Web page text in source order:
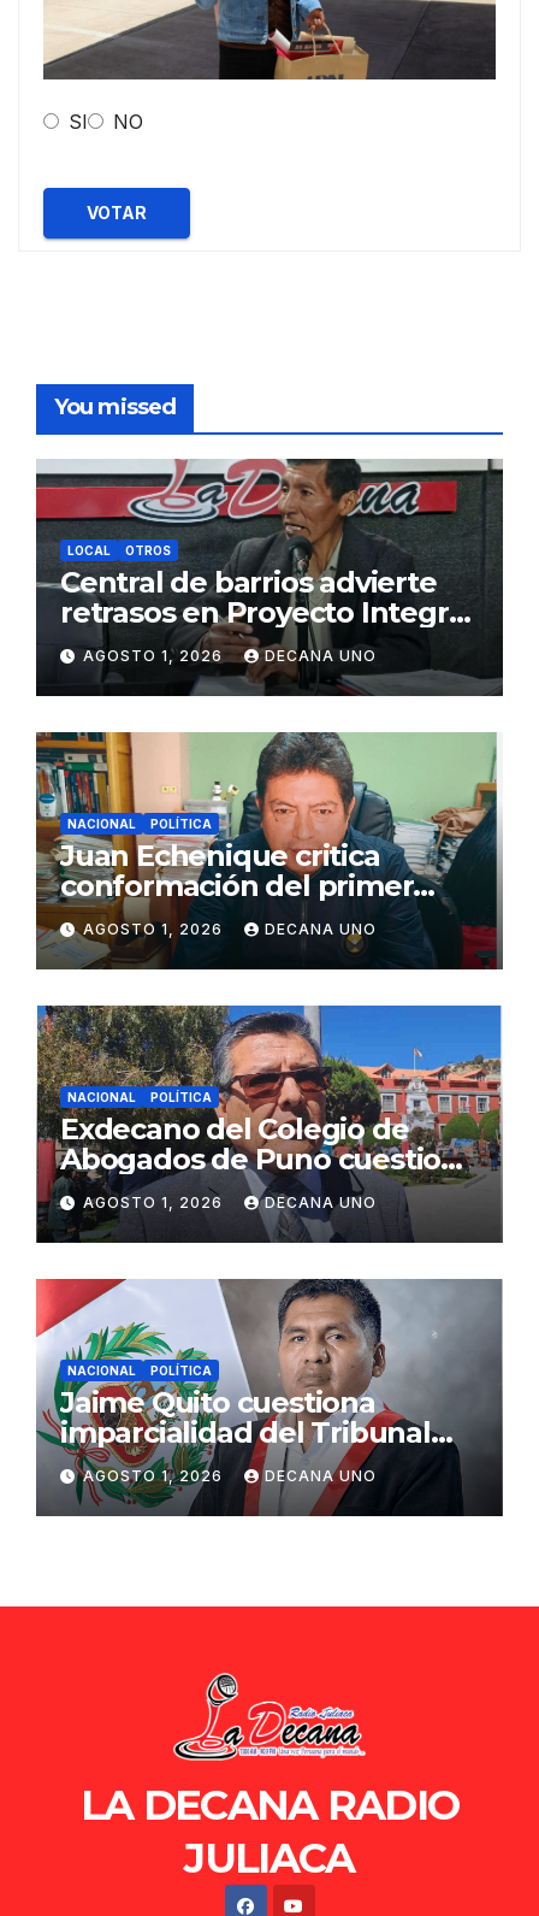
SI NO
VOTAR
You missed
LOCAL OTROS
Central de barrios advierte
retrasos en Proyecto Integral
de Agua y Alcantarillado para
Juliaca
AGOSTO 1, 2026 DECANA UNO
NACIONAL POLÍTICA
Juan Echenique critica
conformación del primer
gabinete ministerial de Keiko
Fujimori
AGOSTO 1, 2026 DECANA UNO
NACIONAL POLÍTICA
Exdecano del Colegio de
Abogados de Puno cuestiona
propuestas sobre seguridad
ciudadana
AGOSTO 1, 2026 DECANA UNO
NACIONAL POLÍTICA
Jaime Quito cuestiona
imparcialidad del Tribunal
Constitucional tras liberación
de Ollanta Humala
AGOSTO 1, 2026 DECANA UNO
LA DECANA RADIO
JULIACA